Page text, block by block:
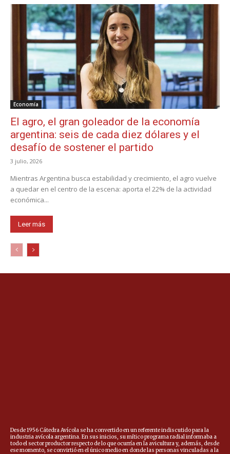
Economía
El agro, el gran goleador de la economía
argentina: seis de cada diez dólares y el
desafío de sostener el partido
3 julio, 2026
Mientras Argentina busca estabilidad y crecimiento, el agro vuelve
a quedar en el centro de la escena: aporta el 22% de la actividad
económica...
Leer más
Desde 1956 Cátedra Avícola se ha convertido en un referente indiscutido para la
industria avícola argentina. En sus inicios, su mítico programa radial informaba a
todo el sector productor respecto de lo que ocurría en la avicultura y, además, desde
ese momento, se convirtió en el único medio en donde las personas vinculadas a la